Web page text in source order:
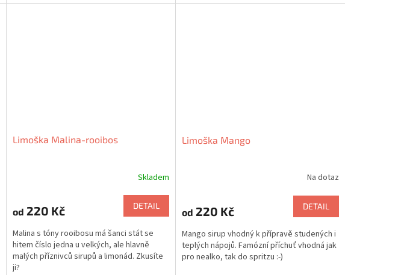
Limoška Malina-rooibos
Skladem
od 220 Kč DETAIL
Malina s tóny rooibosu má šanci stát se
hitem číslo jedna u velkých, ale hlavně
malých příznivců sirupů a limonád. Zkusíte
ji?
Limoška Mango
Na dotaz
od 220 Kč DETAIL
Mango sirup vhodný k přípravě studených i
teplých nápojů. Famózní příchuť vhodná jak
pro nealko, tak do spritzu :-)